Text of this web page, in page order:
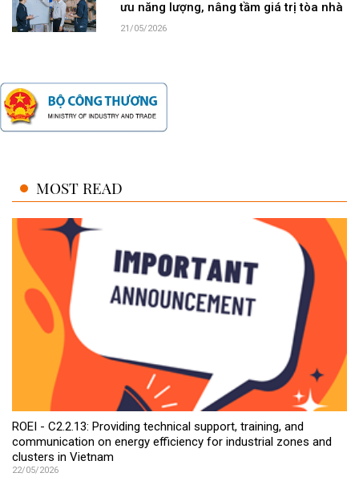
ưu năng lượng, nâng tầm giá trị tòa nhà
21/05/2026
MOST READ
ROEI - C2.2.13: Providing technical support, training, and
communication on energy efficiency for industrial zones and
clusters in Vietnam
22/05/2026